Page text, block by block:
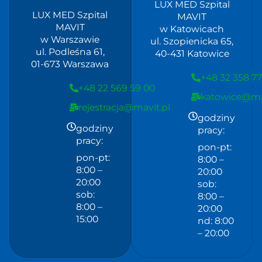
LUX MED Szpital
MAVIT
w Warszawie
ul. Podleśna 61,
01-673 Warszawa
+48 22 569 59 00
rejestracja@mavit.pl
godziny
pracy:
pon-pt:
8:00 –
20:00
sob:
8:00 –
15:00
LUX MED Szpital
MAVIT
w Katowicach
ul. Szopienicka 65,
40-431 Katowice
+48 32 358
godziny
pracy:
pon-pt:
8:00 –
20:00
sob:
8:00 –
20:00
nd: 8:00
– 20:00